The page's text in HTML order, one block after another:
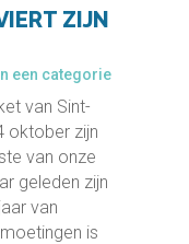
ZIJN
een categorie
van Sint-
oktober zijn
van onze
geleden zijn
van
is